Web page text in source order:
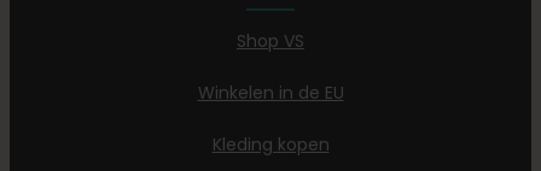
Shop VS
Winkelen in de EU
Kleding kopen